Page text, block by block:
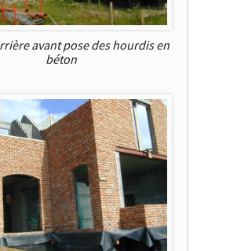
avant pose des hourdis en
béton